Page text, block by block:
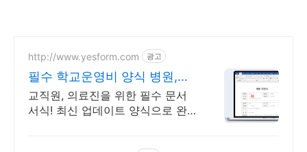
http://www.yesform.com 광고
필수 학교운영비 양식 병원,학
교 업무 필수템
교직원, 의료진을 위한 필수 문서
서식! 최신 업데이트 양식으로 완